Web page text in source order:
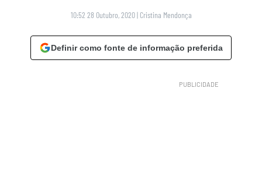
10:52 28 Outubro, 2020 | Cristina Mendonça
Definir como fonte de informação preferida